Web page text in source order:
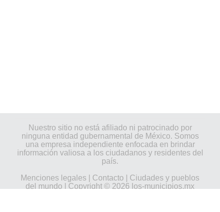
Nuestro sitio no está afiliado ni patrocinado por
ninguna entidad gubernamental de México. Somos
una empresa independiente enfocada en brindar
información valiosa a los ciudadanos y residentes del
país.
Menciones legales
Contacto
Ciudades y pueblos
del mundo | Copyright © 2026 los-municipios.mx